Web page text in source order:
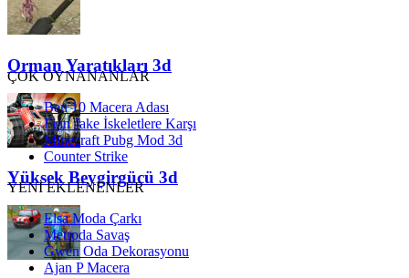
Orman Yaratıkları 3d
Yüksek Beygirgücü 3d
ÇOK OYNANANLAR
Ben 10 Macera Adası
Finn Jake İskeletlere Karşı
Minecraft Pubg Mod 3d
Counter Strike
YENİ EKLENENLER
Elsa Moda Çarkı
Metroda Savaş
Gwen Oda Dekorasyonu
Ajan P Macera